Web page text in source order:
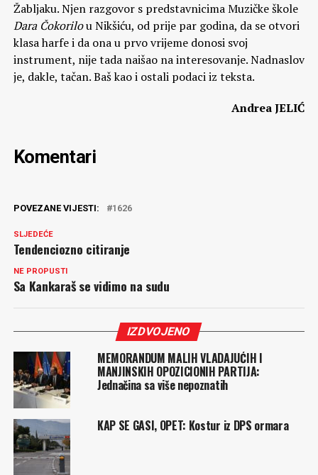
Žabljaku. Njen razgovor s predstavnicima Muzičke škole
Dara Čokorilou Nikšiću, od prije par godina, da se otvori
klasa harfe i da ona u prvo vrijeme donosi svoj
instrument, nije tada naišao na interesovanje. Nadnaslov
je, dakle, tačan. Baš kao i ostali podaci iz teksta.
Andrea JELIĆ
Komentari
POVEZANE VIJESTI: 1626
SLJEDEĆE
Tendenciozno citiranje
NE PROPUSTI
Sa Kankaraš se vidimo na sudu
IZDVOJENO
MEMORANDUM MALIH VLADAJUĆIH I
MANJINSKIH OPOZICIONIH PARTIJA:
Jednačina sa više nepoznatih
KAP SE GASI, OPET: Kostur iz DPS ormara